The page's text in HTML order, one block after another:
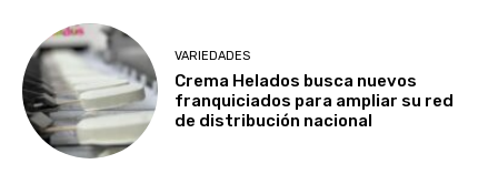
VARIEDADES
Crema Helados busca nuevos
franquiciados para ampliar su red
de distribución nacional